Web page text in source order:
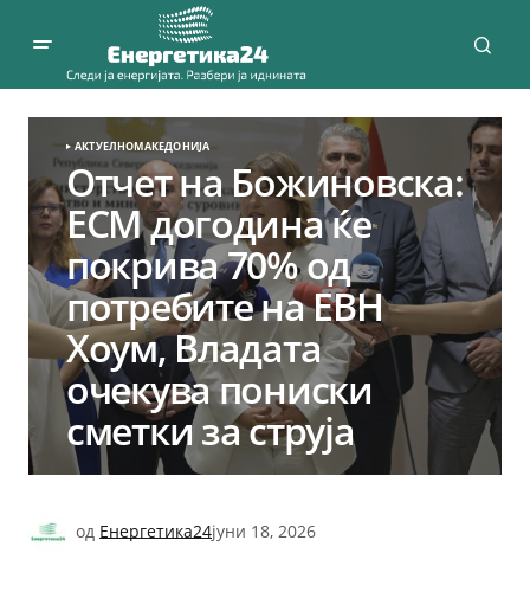
АКТУЕЛНОМАКЕДОНИЈА
Отчет на Божиновска:
ЕСМ догодина ќе
покрива 70% од
потребите на ЕВН
Хоум, Владата
очекува пониски
сметки за струја
од Енергетика24јуни 18, 2026